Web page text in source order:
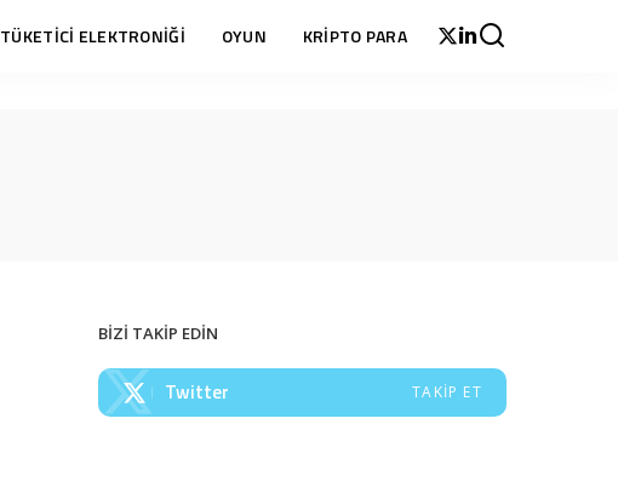
TÜKETİCİ ELEKTRONİĞİ OYUN KRİPTO PARA
BİZİ TAKİP EDİN
Twitter TAKIP ET